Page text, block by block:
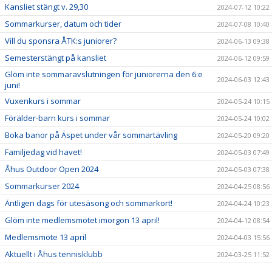
Kansliet stängt v. 29,30 2024-07-12 10:22
Sommarkurser, datum och tider 2024-07-08 10:40
Vill du sponsra ÅTK:s juniorer? 2024-06-13 09:38
Semesterstängt på kansliet 2024-06-12 09:59
Glöm inte sommaravslutningen för juniorerna den 6:e
juni!
2024-06-03 12:43
Vuxenkurs i sommar 2024-05-24 10:15
Förälder-barn kurs i sommar 2024-05-24 10:02
Boka banor på Äspet under vår sommartävling 2024-05-20 09:20
Familjedag vid havet! 2024-05-03 07:49
Åhus Outdoor Open 2024 2024-05-03 07:38
Sommarkurser 2024 2024-04-25 08:56
Äntligen dags för utesäsong och sommarkort! 2024-04-24 10:23
Glöm inte medlemsmötet imorgon 13 april! 2024-04-12 08:54
Medlemsmöte 13 april 2024-04-03 15:56
Aktuellt i Åhus tennisklubb 2024-03-25 11:52